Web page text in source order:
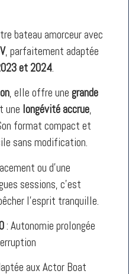
bateau amorceur avec
, parfaitement adaptée
et 2024.
, elle offre une grande
une longévité accrue,
format compact et
sans modification.
ou d’une
sessions, c’est
l’esprit tranquille.
: Autonomie prolongée
aux Actor Boat